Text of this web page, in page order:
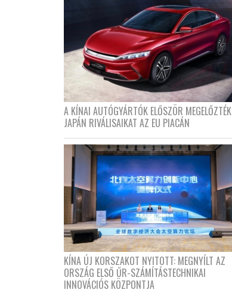
A KÍNAI AUTÓGYÁRTÓK ELŐSZÖR MEGELŐZTÉK
JAPÁN RIVÁLISAIKAT AZ EU PIACÁN
KÍNA ÚJ KORSZAKOT NYITOTT: MEGNYÍLT AZ
ORSZÁG ELSŐ ŰR-SZÁMÍTÁSTECHNIKAI
INNOVÁCIÓS KÖZPONTJA